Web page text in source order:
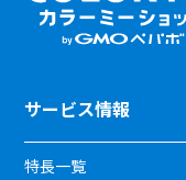
サービス情報
特長一覧